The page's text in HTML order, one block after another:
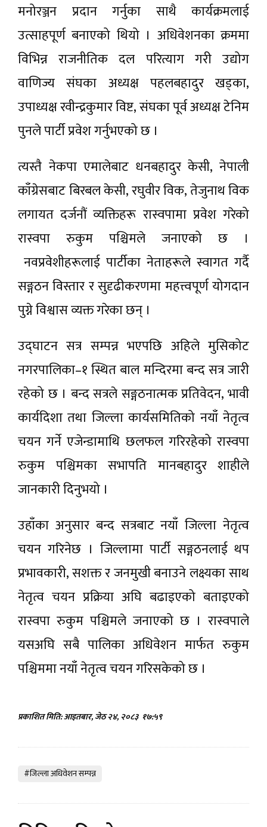
मनोरञ्जन प्रदान गर्नुका साथै कार्यक्रमलाई
उत्साहपूर्ण बनाएको थियो । अधिवेशनका क्रममा
विभिन्न राजनीतिक दल परित्याग गरी उद्योग
वाणिज्य संघका अध्यक्ष पहलबहादुर खड्का,
उपाध्यक्ष रवीन्द्रकुमार विष्ट, संघका पूर्व अध्यक्ष टेनिम
पुनले पार्टी प्रवेश गर्नुभएको छ ।
त्यस्तै नेकपा एमालेबाट धनबहादुर केसी, नेपाली
काँग्रेसबाट बिरबल केसी, रघुवीर विक, तेजुनाथ विक
लगायत दर्जनौं व्यक्तिहरू रास्वपामा प्रवेश गरेको
रास्वपा रुकुम पश्चिमले जनाएको छ ।
नवप्रवेशीहरूलाई पार्टीका नेताहरूले स्वागत गर्दै
सङ्गठन विस्तार र सुदृढीकरणमा महत्त्वपूर्ण योगदान
पुग्ने विश्वास व्यक्त गरेका छन् ।
उद्घाटन सत्र सम्पन्न भएपछि अहिले मुसिकोट
नगरपालिका–१ स्थित बाल मन्दिरमा बन्द सत्र जारी
रहेको छ । बन्द सत्रले सङ्गठनात्मक प्रतिवेदन, भावी
कार्यदिशा तथा जिल्ला कार्यसमितिको नयाँ नेतृत्व
चयन गर्ने एजेन्डामाथि छलफल गरिरहेको रास्वपा
रुकुम पश्चिमका सभापति मानबहादुर शाहीले
जानकारी दिनुभयो ।
उहाँका अनुसार बन्द सत्रबाट नयाँ जिल्ला नेतृत्व
चयन गरिनेछ । जिल्लामा पार्टी सङ्गठनलाई थप
प्रभावकारी, सशक्त र जनमुखी बनाउने लक्ष्यका साथ
नेतृत्व चयन प्रक्रिया अघि बढाइएको बताइएको
रास्वपा रुकुम पश्चिमले जनाएको छ । रास्वपाले
यसअघि सबै पालिका अधिवेशन मार्फत रुकुम
पश्चिममा नयाँ नेतृत्व चयन गरिसकेको छ ।
प्रकाशित मिति: आइतबार, जेठ २४, २०८३ १७:५९
#जिल्ला अधिवेशन सम्पन्न